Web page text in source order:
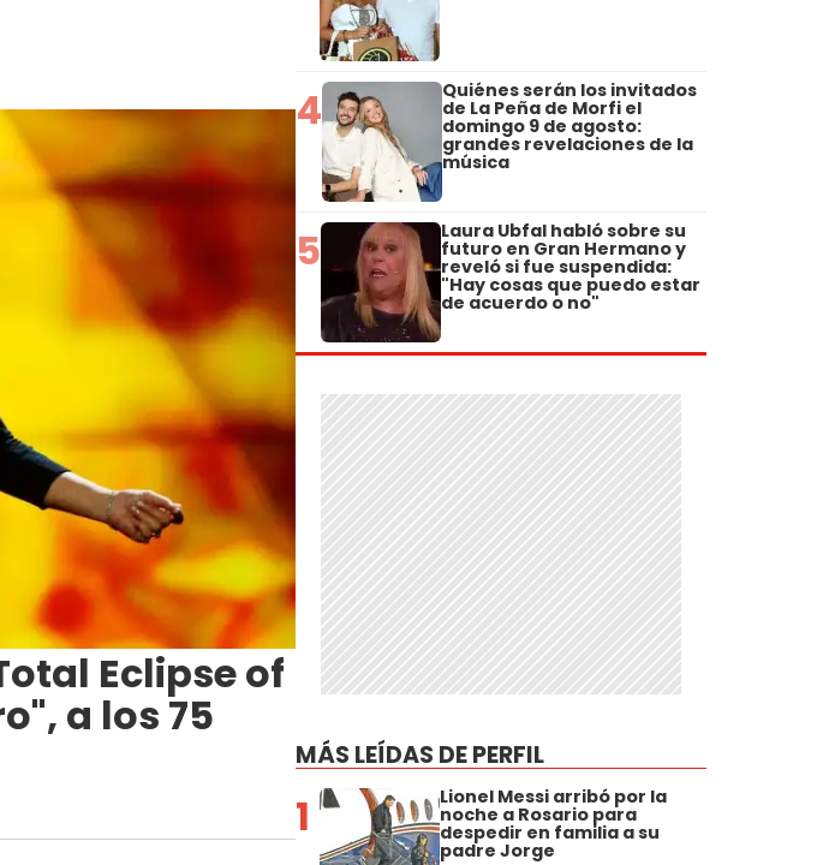
Eclipse of
a los 75
4 Quiénes serán los invitados
de La Peña de Morfi el
domingo 9 de agosto:
grandes revelaciones de la
música
5 Laura Ubfal habló sobre su
futuro en Gran Hermano y
reveló si fue suspendida:
"Hay cosas que puedo estar
de acuerdo o no"
MÁS LEÍDAS DE PERFIL
1 Lionel Messi arribó por la
noche a Rosario para
despedir en familia a su
padre Jorge